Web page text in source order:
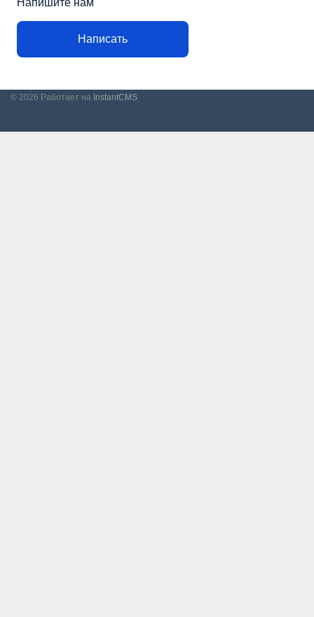
Напишите нам
Написать
© 2026 Работает на InstantCMS